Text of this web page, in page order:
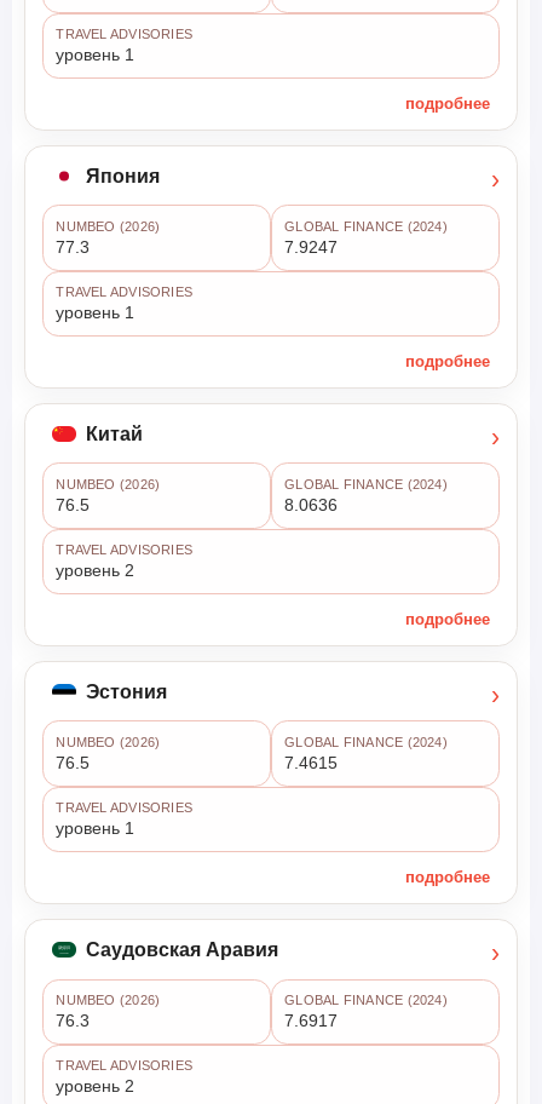
TRAVEL ADVISORIES
уровень 1
подробнее
Япония ›
NUMBEO (2026)
77.3
GLOBAL FINANCE (2024)
7.9247
TRAVEL ADVISORIES
уровень 1
подробнее
Китай ›
NUMBEO (2026)
76.5
GLOBAL FINANCE (2024)
8.0636
TRAVEL ADVISORIES
уровень 2
подробнее
Эстония ›
NUMBEO (2026)
76.5
GLOBAL FINANCE (2024)
7.4615
TRAVEL ADVISORIES
уровень 1
подробнее
Саудовская Аравия ›
NUMBEO (2026)
76.3
GLOBAL FINANCE (2024)
7.6917
TRAVEL ADVISORIES
уровень 2